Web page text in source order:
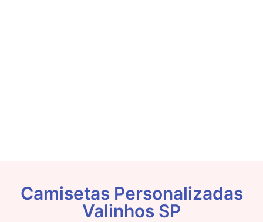
Camisetas Personalizadas
Valinhos SP